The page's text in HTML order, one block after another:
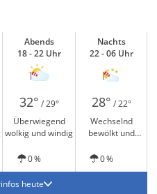
Abends
18 - 22 Uhr
Nachts
22 - 06 Uhr
32° / 29° 28° / 22°
Überwiegend
wolkig und windig
Wechselnd
bewölkt und
0 % 0 %
heute